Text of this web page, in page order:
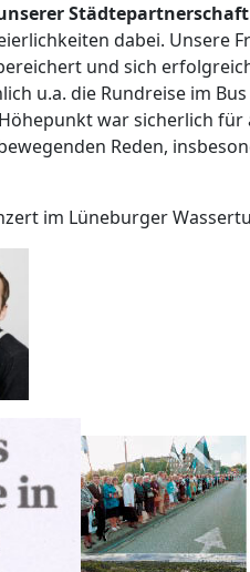
Städtepartnerschaft
dabei. Unsere
und sich
u.a. die Rundreise im
war sicherlich
Reden,
im Lüneburger